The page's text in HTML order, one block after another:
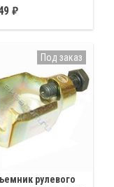
кулака
рулевого
Под заказ